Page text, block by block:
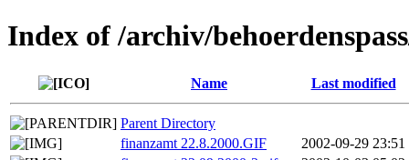
Index of /archiv/
Name Last modified
Parent Directory
finanzamt 22.8.2000.GIF
2002-09-29 23:51